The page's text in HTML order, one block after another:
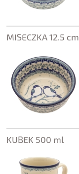
MISECZKA 12.5 cm
KUBEK 500 ml